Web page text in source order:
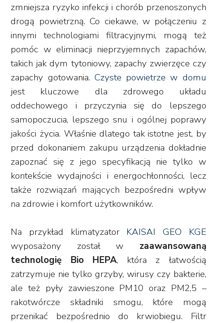
zmniejsza ryzyko infekcji i chorób przenoszonych
drogą powietrzną. Co ciekawe, w połączeniu z
innymi technologiami filtracyjnymi, mogą też
pomóc w eliminacji nieprzyjemnych zapachów,
takich jak dym tytoniowy, zapachy zwierzęce czy
zapachy gotowania. Czyste powietrze w domu
jest kluczowe dla zdrowego układu
oddechowego i przyczynia się do lepszego
samopoczucia, lepszego snu i ogólnej poprawy
jakości życia. Właśnie dlatego tak istotne jest, by
przed dokonaniem zakupu urządzenia dokładnie
zapoznać się z jego specyfikacją nie tylko w
kontekście wydajności i energochłonności, lecz
także rozwiązań mających bezpośredni wpływ
na zdrowie i komfort użytkowników.
Na przykład klimatyzator KAISAI GEO KGE
wyposażony został w zaawansowaną
technologię Bio HEPA, która z łatwością
zatrzymuje nie tylko grzyby, wirusy czy bakterie,
ale też pyły zawieszone PM10 oraz PM2,5 –
rakotwórcze składniki smogu, które mogą
przenikać bezpośrednio do krwiobiegu. Filtr